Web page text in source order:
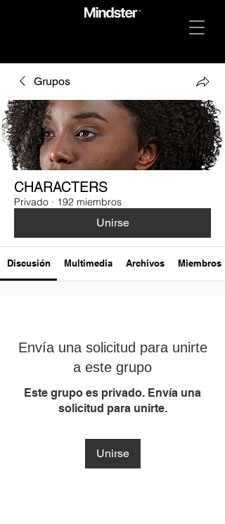
Grupos
CHARACTERS
Privado · 192 miembros
Unirse
Discusión Multimedia Archivos Miembros
Envía una solicitud para unirte
a este grupo
Este grupo es privado. Envía una
solicitud para unirte.
Unirse